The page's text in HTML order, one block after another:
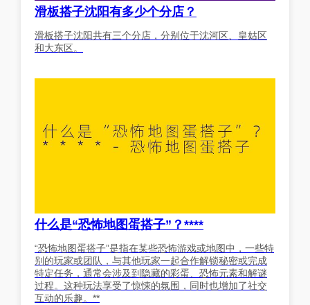
滑板搭子沈阳有多少个分店？
滑板搭子沈阳共有三个分店，分别位于沈河区、皇姑区
和大东区。
什么是“恐怖地图蛋搭子”？****
“恐怖地图蛋搭子”是指在某些恐怖游戏或地图中，一些特
别的玩家或团队，与其他玩家一起合作解锁秘密或完成
特定任务，通常会涉及到隐藏的彩蛋、恐怖元素和解谜
过程。这种玩法享受了惊悚的氛围，同时也增加了社交
互动的乐趣。**